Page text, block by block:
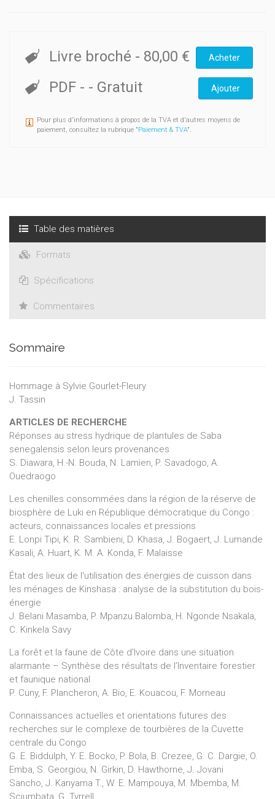
Livre broché - 80,00 € Acheter
PDF - - Gratuit Ajouter
Pour plus d'informations à propos de la TVA et d'autres moyens de
paiement, consultez la rubrique "Paiement & TVA".
Table des matières
Formats
Spécifications
Commentaires
Sommaire
Hommage à Sylvie Gourlet-Fleury
J. Tassin
ARTICLES DE RECHERCHE
Réponses au stress hydrique de plantules de Saba
senegalensis selon leurs provenances
S. Diawara, H.-N. Bouda, N. Lamien, P. Savadogo, A.
Ouedraogo
Les chenilles consommées dans la région de la réserve de
biosphère de Luki en République démocratique du Congo :
acteurs, connaissances locales et pressions
E. Lonpi Tipi, K. R. Sambieni, D. Khasa, J. Bogaert, J. Lumande
Kasali, A. Huart, K. M. A. Konda, F. Malaisse
État des lieux de l'utilisation des énergies de cuisson dans
les ménages de Kinshasa : analyse de la substitution du bois-
énergie
J. Belani Masamba, P. Mpanzu Balomba, H. Ngonde Nsakala,
C. Kinkela Savy
La forêt et la faune de Côte d’Ivoire dans une situation
alarmante – Synthèse des résultats de l’Inventaire forestier
et faunique national
P. Cuny, F. Plancheron, A. Bio, E. Kouacou, F. Morneau
Connaissances actuelles et orientations futures des
recherches sur le complexe de tourbières de la Cuvette
centrale du Congo
G. E. Biddulph, Y. E. Bocko, P. Bola, B. Crezee, G. C. Dargie, O.
Emba, S. Georgiou, N. Girkin, D. Hawthorne, J. Jovani
Sancho, J. Kanyama T., W. E. Mampouya, M. Mbemba, M.
Sciumbata, G. Tyrrell